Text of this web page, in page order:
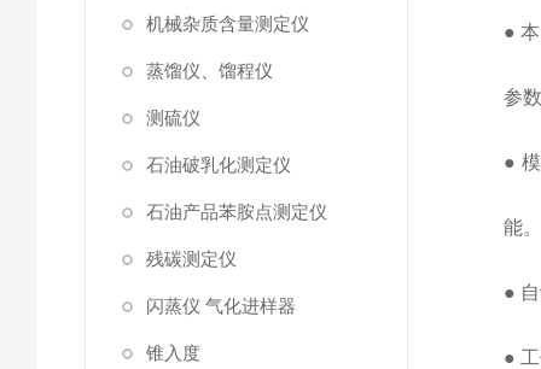
机械杂质含量测定仪
蒸馏仪、馏程仪
测硫仪
石油破乳化测定仪
石油产品苯胺点测定仪
残碳测定仪
闪蒸仪 气化进样器
锥入度
●
参
●
能
●
●